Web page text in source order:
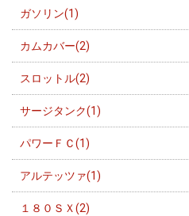
ガソリン(1)
カムカバー(2)
スロットル(2)
サージタンク(1)
パワーＦＣ(1)
アルテッツァ(1)
１８０ＳＸ(2)